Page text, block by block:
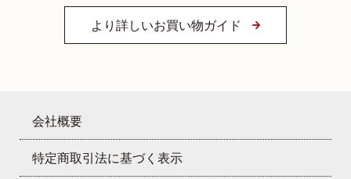
より詳しいお買い物ガイド
会社概要
特定商取引法に基づく表示